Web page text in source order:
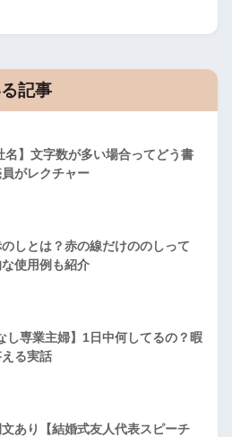
記事
名】文字数が多い場合ってどう書
がレクチャー
のしとは？赤の線だけののしって
使用例も紹介
し専業主婦】1日中何してるの？暇
る実話
あり【結婚式友人代表スピーチ